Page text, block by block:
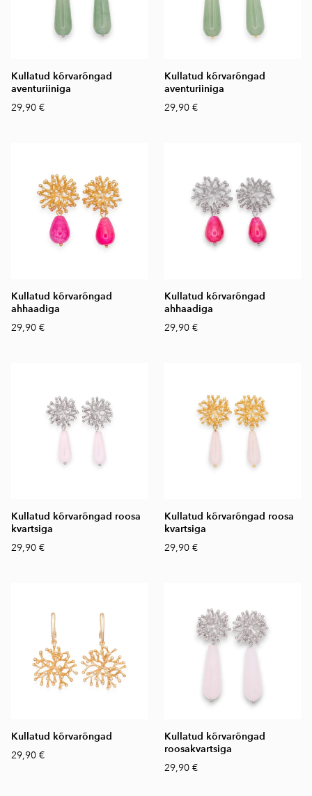
Kullatud kõrvarõngad
aventuriiniga
29,90 €
Kullatud kõrvarõngad
aventuriiniga
29,90 €
Kullatud kõrvarõngad
ahhaadiga
29,90 €
Kullatud kõrvarõngad
ahhaadiga
29,90 €
Kullatud kõrvarõngad roosa
kvartsiga
29,90 €
Kullatud kõrvarõngad roosa
kvartsiga
29,90 €
Kullatud kõrvarõngad
29,90 €
Kullatud kõrvarõngad
roosakvartsiga
29,90 €